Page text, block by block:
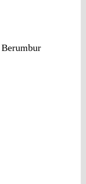
Berumbur